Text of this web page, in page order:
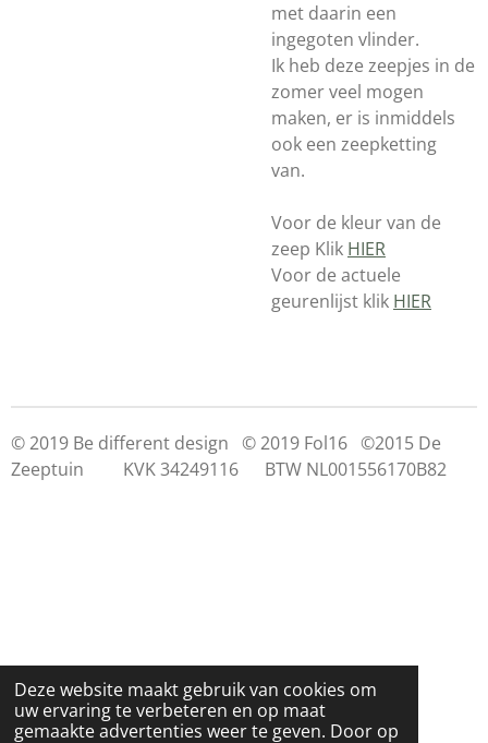
Deze website maakt gebruik van cookies om
uw ervaring te verbeteren en op maat
gemaakte advertenties weer te geven. Door op
met daarin een
ingegoten vlinder.
Ik heb deze zeepjes in de
zomer veel mogen
maken, er is inmiddels
ook een zeepketting
van.
Voor de kleur van de
zeep Klik HIER
Voor de actuele
geurenlijst klik HIER
© 2019 Be different design © 2019 Fol16 ©2015 De
Zeeptuin KVK 34249116 BTW NL001556170B82